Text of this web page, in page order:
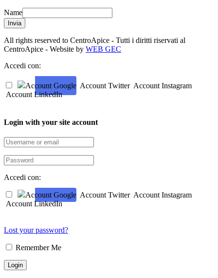
Name
Invia
All rights reserved to CentroApice - Tutti i diritti riservati al
CentroApice - Website by WEB GEC
Accedi con:
Account Google Account Twitter Account Instagram
Account LinkedIn
Login with your site account
Accedi con:
Account Google Account Twitter Account Instagram
Account LinkedIn
Lost your password?
Remember Me